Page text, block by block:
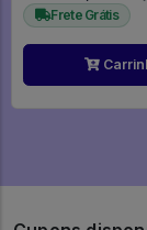
Frete Grátis